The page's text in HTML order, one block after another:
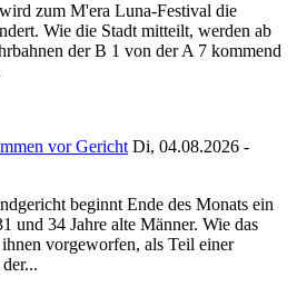
zum M'era Luna-Festival die
Wie die Stadt mitteilt, werden ab
der B 1 von der A 7 kommend
vor Gericht Di, 04.08.2026 -
beginnt Ende des Monats ein
und 34 Jahre alte Männer. Wie das
vorgeworfen, als Teil einer